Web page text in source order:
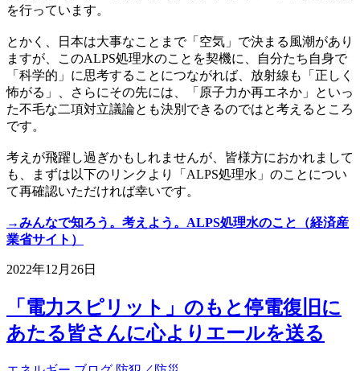
を行っています。
とかく、日本は大事なことまで「空気」で決まる風潮があり
ますが、このALPS処理水のことを契機に、自分たち自身で
「科学的」に思考することにつながれば、放射線も「正しく
怖がる」、さらにその先には、「原子力か再エネか」といっ
た不毛な二項対立議論とも決別できるのではと考えるところ
です。
考えが飛躍し過ぎかもしれませんが、皆様方におかれまして
も、まずは以下のリンクより「ALPS処理水」のことについ
て再確認いただければ幸いです。
→みんなで知ろう。考えよう。ALPS処理水のこと（経済産
業省サイト）
2022年12月26日
「電力スピリット」のもと停電復旧に
あたる皆さんに心よりエールを送る